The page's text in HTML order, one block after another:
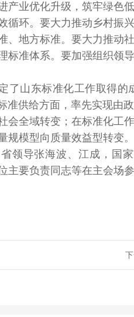
产业优化升级，筑牢绿色
循环。要大力推动乡村振
、地方标准。要大力推动
标准体系。要加强组织领
了山东标准化工作取得的
准供给方面，率先实现由
会全域转变；在标准化工
规模型向质量效益型转变。
领导张海波、江成，国
主要负责同志等在主会场